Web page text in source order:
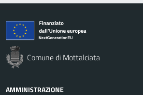
Comune di Mottalciata
AMMINISTRAZIONE